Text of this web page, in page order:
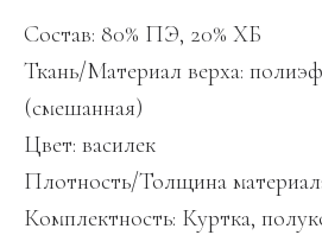
Состав: 80% ПЭ, 20% ХБ
Ткань/Материал верха:
(смешанная)
Цвет: василек
Плотность/Толщина
Комплектность: Куртка,